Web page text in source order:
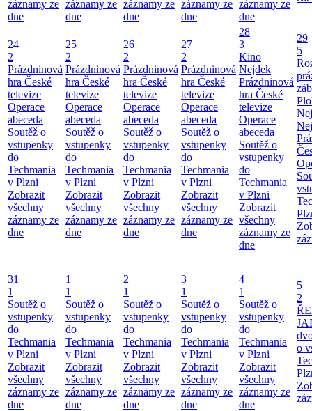
záznamy ze
dne
záznamy ze
dne
záznamy ze
dne
záznamy ze
dne
záznamy ze
dne
24
2
Prázdninová
hra České
televize
Operace
abeceda
Soutěž o
vstupenky
do
Techmania
v Plzni
Zobrazit
všechny
záznamy ze
dne
25
2
Prázdninová
hra České
televize
Operace
abeceda
Soutěž o
vstupenky
do
Techmania
v Plzni
Zobrazit
všechny
záznamy ze
dne
26
2
Prázdninová
hra České
televize
Operace
abeceda
Soutěž o
vstupenky
do
Techmania
v Plzni
Zobrazit
všechny
záznamy ze
dne
27
2
Prázdninová
hra České
televize
Operace
abeceda
Soutěž o
vstupenky
do
Techmania
v Plzni
Zobrazit
všechny
záznamy ze
dne
28
3
Kino
Nejdek
Prázdninová
hra České
televize
Operace
abeceda
Soutěž o
vstupenky
do
Techmania
v Plzni
Zobrazit
všechny
záznamy ze
dne
29
5
31
1
Soutěž o
vstupenky
do
Techmania
v Plzni
Zobrazit
všechny
záznamy ze
dne
1
1
Soutěž o
vstupenky
do
Techmania
v Plzni
Zobrazit
všechny
záznamy ze
dne
2
1
Soutěž o
vstupenky
do
Techmania
v Plzni
Zobrazit
všechny
záznamy ze
dne
3
1
Soutěž o
vstupenky
do
Techmania
v Plzni
Zobrazit
všechny
záznamy ze
dne
4
1
Soutěž o
vstupenky
do
Techmania
v Plzni
Zobrazit
všechny
záznamy ze
dne
5
2
o